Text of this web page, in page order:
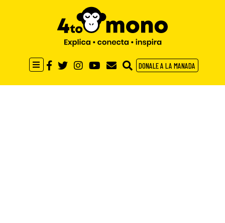
DONALE A LA MANADA